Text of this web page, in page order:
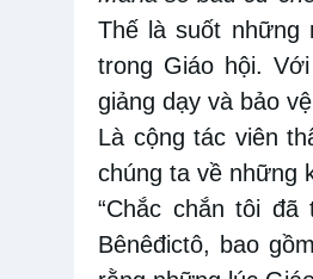
Thế là suốt những
trong Giáo hội.
giảng dạy và bảo
Là cộng tác viên
chúng ta về những
“Chắc chắn tôi
Bênêđictô, bao